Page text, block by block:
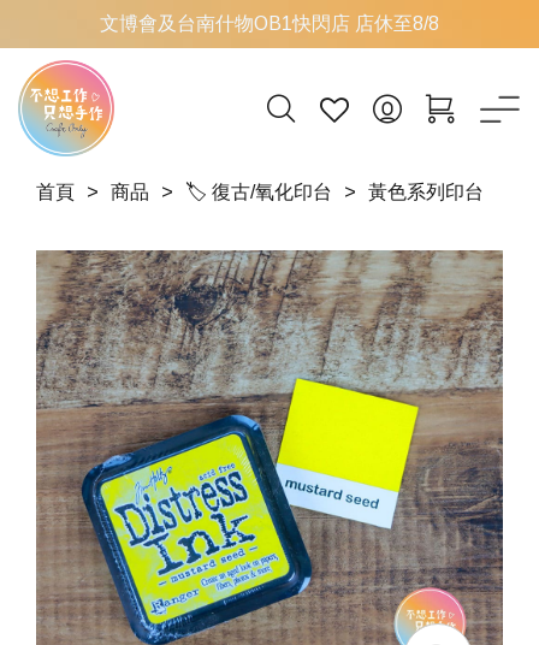
文博會及台南什物OB1快閃店 店休至8/8
首頁 商品 🏷 復古/氧化印台 黃色系列印台